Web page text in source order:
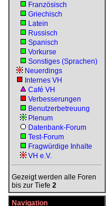
Französisch
Griechisch
Latein
Russisch
Spanisch
Vorkurse
Sonstiges (Sprachen)
Neuerdings
Internes VH
Café VH
Verbesserungen
Benutzerbetreuung
Plenum
Datenbank-Forum
Test-Forum
Fragwürdige Inhalte
VH e.V.
Gezeigt werden alle Foren
bis zur Tiefe 2
Navigation